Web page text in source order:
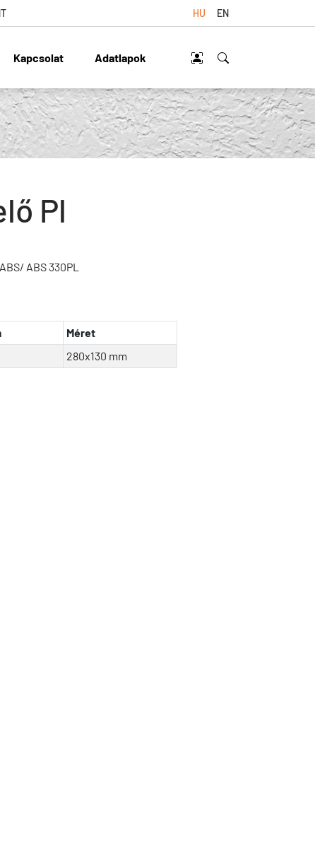
HU EN
Kapcsolat Adatlapok
Pl
ABS 330PL
Méret
280x130 mm